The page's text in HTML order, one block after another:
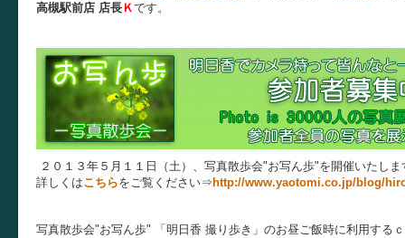
高槻駅前店 店長 Ｋです。
２０１３年５月１１日（土）、写真散歩会"お写ん歩"を開催いたしま
詳しくはこちらをご覧ください⇒http://www.yaotomi.co.jp/blog/
写真散歩会"お写ん歩" 「明日香 撮り歩き」のお昼ご飯時に利用する